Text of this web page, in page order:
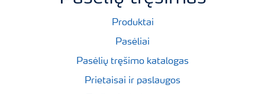
Produktai
Pasėliai
Pasėlių tręšimo katalogas
Prietaisai ir paslaugos